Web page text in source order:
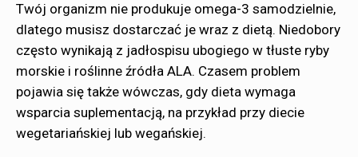
Twój organizm nie produkuje omega-3 samodzielnie,
dlatego musisz dostarczać je wraz z dietą. Niedobory
często wynikają z jadłospisu ubogiego w tłuste ryby
morskie i roślinne źródła ALA. Czasem problem
pojawia się także wówczas, gdy dieta wymaga
wsparcia suplementacją, na przykład przy diecie
wegetariańskiej lub wegańskiej.